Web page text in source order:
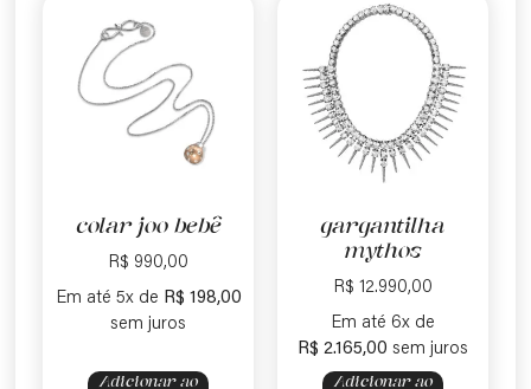
colar joo bebê
R$ 990,00
Em até 5x de R$ 198,00
sem juros
Adicionar ao
gargantilha
mythos
R$ 12.990,00
Em até 6x de
R$ 2.165,00 sem juros
Adicionar ao